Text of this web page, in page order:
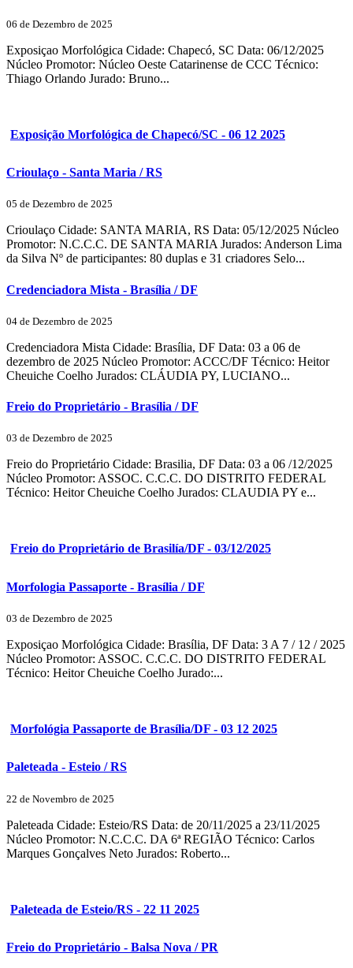
06 de Dezembro de 2025
Exposiçao Morfológica Cidade: Chapecó, SC Data: 06/12/2025
Núcleo Promotor: Núcleo Oeste Catarinense de CCC Técnico:
Thiago Orlando Jurado: Bruno...
Exposição Morfológica de Chapecó/SC - 06 12 2025
Crioulaço - Santa Maria / RS
05 de Dezembro de 2025
Crioulaço Cidade: SANTA MARIA, RS Data: 05/12/2025 Núcleo
Promotor: N.C.C.C. DE SANTA MARIA Jurados: Anderson Lima
da Silva Nº de participantes: 80 duplas e 31 criadores Selo...
Credenciadora Mista - Brasília / DF
04 de Dezembro de 2025
Credenciadora Mista Cidade: Brasília, DF Data: 03 a 06 de
dezembro de 2025 Núcleo Promotor: ACCC/DF Técnico: Heitor
Cheuiche Coelho Jurados: CLÁUDIA PY, LUCIANO...
Freio do Proprietário - Brasília / DF
03 de Dezembro de 2025
Freio do Proprietário Cidade: Brasilia, DF Data: 03 a 06 /12/2025
Núcleo Promotor: ASSOC. C.C.C. DO DISTRITO FEDERAL
Técnico: Heitor Cheuiche Coelho Jurados: CLAUDIA PY e...
Freio do Proprietário de Brasilía/DF - 03/12/2025
Morfologia Passaporte - Brasília / DF
03 de Dezembro de 2025
Exposiçao Morfológica Cidade: Brasília, DF Data: 3 A 7 / 12 / 2025
Núcleo Promotor: ASSOC. C.C.C. DO DISTRITO FEDERAL
Técnico: Heitor Cheuiche Coelho Jurado:...
Morfológia Passaporte de Brasília/DF - 03 12 2025
Paleteada - Esteio / RS
22 de Novembro de 2025
Paleteada Cidade: Esteio/RS Data: de 20/11/2025 a 23/11/2025
Núcleo Promotor: N.C.C.C. DA 6ª REGIÃO Técnico: Carlos
Marques Gonçalves Neto Jurados: Roberto...
Paleteada de Esteio/RS - 22 11 2025
Freio do Proprietário - Balsa Nova / PR